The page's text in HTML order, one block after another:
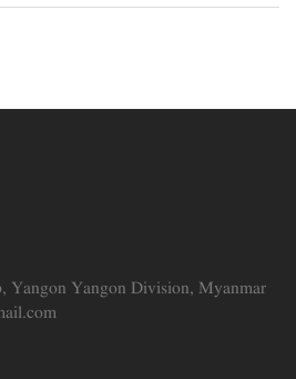
Yangon Yangon Division, Myanmar